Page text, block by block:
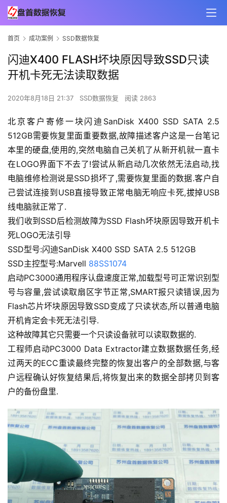
首页 成功案例 SSD数据恢复
闪迪X400 FLASH坏块原因导致SSD只读
开机卡死无法读取数据
2020年8月18日 21:37 SSD数据恢复 阅读 2863
北京客户寄修一块闪迪SanDisk X400 SSD SATA 2.5
512GB需要恢复里面重要数据,故障描述客户这是一台笔记
本里的硬盘,使用的,突然电脑自己关机了从新开机就一直卡
在LOGO界面下不去了!尝试从新启动几次依然无法启动,找
电脑维修检测说是SSD损坏了,需要恢复里面的数据.客户自
己尝试连接到USB直接导致正常电脑无响应卡死,拔掉USB
线电脑就正常了.
我们收到SSD后检测故障为SSD Flash坏块原因导致开机卡
死LOGO无法引导
SSD型号:闪迪SanDisk X400 SSD SATA 2.5 512GB
SSD主控型号:Marvell 88SS1074
启动PC3000通用程序认盘速度正常,加载型号可正常识别型
号与容量,尝试读取扇区字节正常,SMART报只读错误,因为
Flash芯片坏块原因导致SSD变成了只读状态,所以普通电脑
开机肯定会卡死无法引导.
这种故障其它只需要一个只读设备就可以读取数据的.
工程师启动PC3000 Data Extractor建立数据数据任务,经
过两天的ECC重读最终完整的恢复出客户的全部数据,与客
户远程确认好恢复结果后,将恢复出来的数据全部拷贝到客
户的备份盘里.